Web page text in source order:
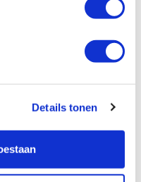
Details tonen
slijphulpstuk